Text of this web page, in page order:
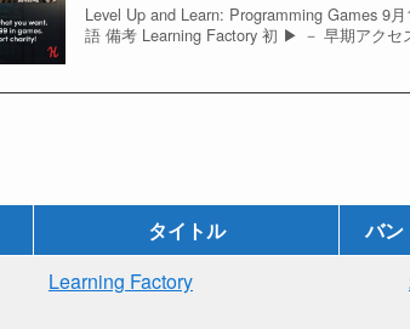
Level Up and Learn: Programming Games 9
語 備考 Learning Factory 初 ▶ － 早期アクセ
タイトル バン
Learning Factory